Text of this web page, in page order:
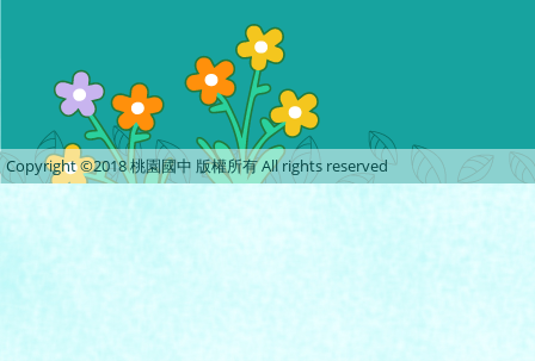
Copyright ©2018 桃園國中 版權所有 All rights reserved